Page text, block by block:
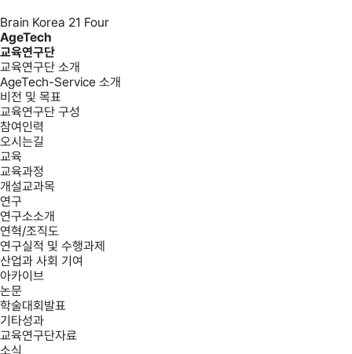
Brain Korea 21 Four
AgeTech
교육연구단
교육연구단 소개
AgeTech-Service 소개
비전 및 목표
교육연구단 구성
참여인력
오시는길
교육
교육과정
개설교과목
연구
연구소소개
연혁/조직도
연구실적 및 수행과제
산업과 사회 기여
아카이브
논문
학술대회발표
기타성과
교육연구단자료
소식